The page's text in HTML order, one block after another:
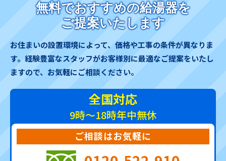
無料でおすすめの給湯器を
ご提案いたします
お住まいの設置環境によって、価格や工事の条件が異なりま
す。 経験豊富なスタッフがお客様別に最適なご提案をいたし
ますので、お気軽にご相談ください。
全国対応
9時～18時年中無休
ご相談はお気軽に